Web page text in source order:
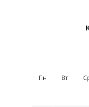
Пн Вт